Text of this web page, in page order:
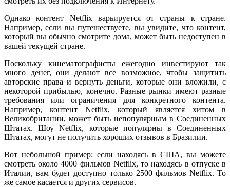
Однако контент Netflix варьируется от страны к стране.
Например, если вы путешествуете, вы увидите, что контент,
который вы обычно смотрите дома, может быть недоступен в
вашей текущей стране.
Поскольку кинематографисты ежегодно инвестируют так
много денег, они делают все возможное, чтобы защитить
авторские права и вернуть деньги, которые они вложили, с
некоторой прибылью, конечно. Разные рынки имеют разные
требования или ограничения для конкретного контента.
Например, контент Netflix, который является хитом в
Великобритании, может быть непопулярным в Соединенных
Штатах. Шоу Netflix, которые популярны в Соединенных
Штатах, могут не получить хороших отзывов в Бразилии.
Вот небольшой пример: если находясь в США, вы можете
смотреть около 4000 фильмов Netflix, то находясь в отпуске в
Италии, вам будет доступно только 2500 фильмов Netflix. То
же самое касается и других сервисов.